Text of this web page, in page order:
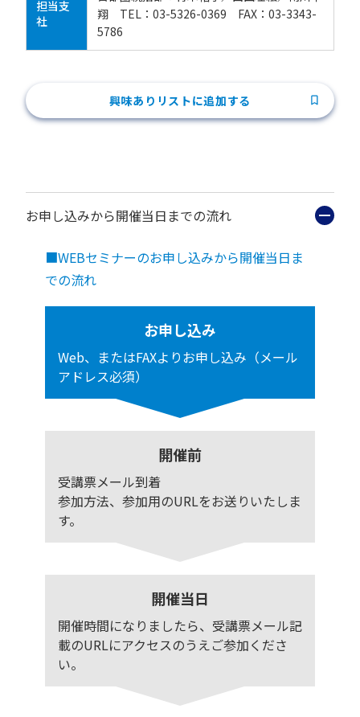
担当支
社
翔 TEL：03-5326-0369 FAX：03-3343-
5786
興味ありリストに追加する
お申し込みから開催当日までの流れ
■WEBセミナーのお申し込みから開催当日ま
での流れ
お申し込み
Web、またはFAXよりお申し込み（メール
アドレス必須）
開催前
受講票メール到着
参加方法、参加用のURLをお送りいたしま
す。
開催当日
開催時間になりましたら、受講票メール記
載のURLにアクセスのうえご参加くださ
い。